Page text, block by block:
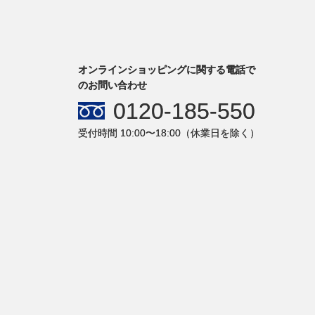
オンラインショッピングに関する電話で
のお問い合わせ
0120-185-550
受付時間 10:00〜18:00（休業日を除く）